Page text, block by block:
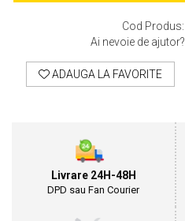
Cositori
Tocatoare agricole
Sigurante electrice
Surse de iluminat
Cod Produs:
Ai nevoie de ajutor?
ADAUGA LA FAVORITE
Livrare 24H-48H
DPD sau Fan Courier